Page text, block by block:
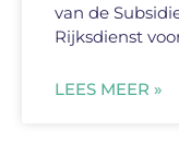
van de
Rijksdienst
LEES MEER »